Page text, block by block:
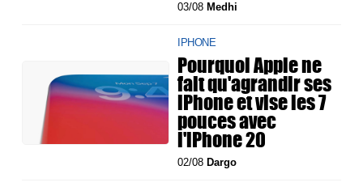
03/08 Medhi
IPHONE
Pourquoi Apple ne
fait qu'agrandir ses
iPhone et vise les 7
pouces avec
l'iPhone 20
02/08 Dargo